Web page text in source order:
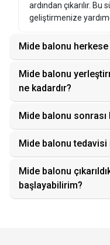
ardından çıkarılır. Bu
geliştirmenize
Mide balonu
Mide balonu
ne kadardır?
Mide balonu sonrası
Mide balonu tedavisi
Mide balonu
başlayabilirim?